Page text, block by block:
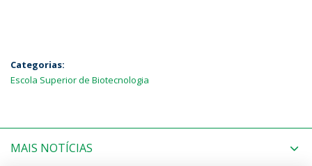
Categorias:
Escola Superior de Biotecnologia
MAIS NOTÍCIAS